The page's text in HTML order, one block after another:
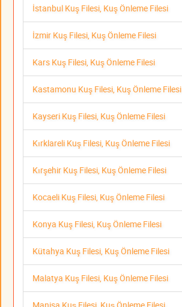
İstanbul Kuş Filesi, Kuş Önleme Filesi
İzmir Kuş Filesi, Kuş Önleme Filesi
Kars Kuş Filesi, Kuş Önleme Filesi
Kastamonu Kuş Filesi, Kuş Önleme Filesi
Kayseri Kuş Filesi, Kuş Önleme Filesi
Kırklareli Kuş Filesi, Kuş Önleme Filesi
Kırşehir Kuş Filesi, Kuş Önleme Filesi
Kocaeli Kuş Filesi, Kuş Önleme Filesi
Konya Kuş Filesi, Kuş Önleme Filesi
Kütahya Kuş Filesi, Kuş Önleme Filesi
Malatya Kuş Filesi, Kuş Önleme Filesi